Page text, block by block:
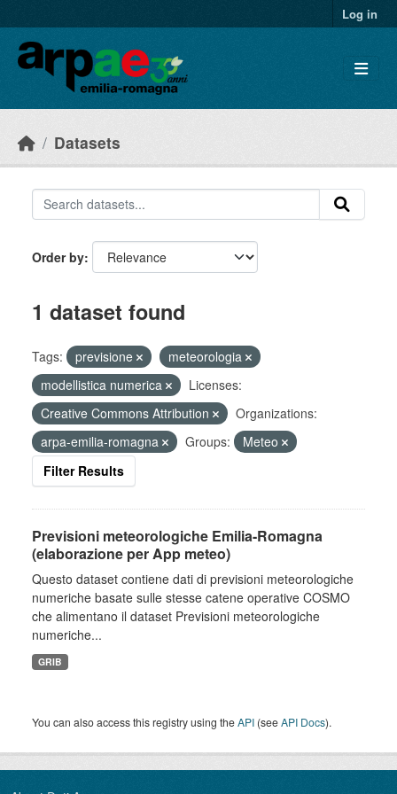
Log in
Datasets
Order by
1 dataset found
Tags: previsione
meteorologia
modellistica numerica
Licenses:
Creative Commons Attribution
Organizations:
arpa-emilia-romagna
Groups:
Meteo
Filter Results
Previsioni meteorologiche Emilia-Romagna
(elaborazione per App meteo)
Questo dataset contiene dati di previsioni meteorologiche
numeriche basate sulle stesse catene operative COSMO
che alimentano il dataset Previsioni meteorologiche
numeriche...
GRIB
You can also access this registry using theAPI (seeAPI Docs).